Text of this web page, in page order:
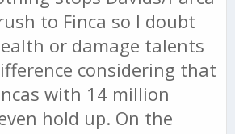
to Finca so I doubt
or damage talents
considering that
with 14 million
hold up. On the